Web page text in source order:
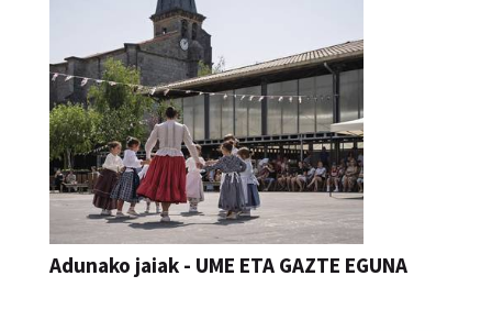
Adunako jaiak - UME ETA GAZTE EGUNA